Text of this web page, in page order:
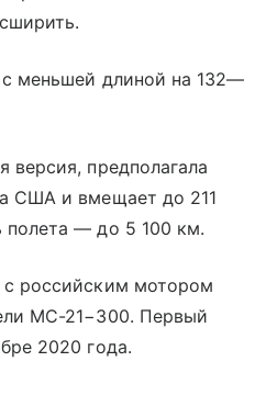
меньшей длиной на 132—
предполагала
США и вмещает до 211
полета — до 5 100 км.
российским мотором
МС-21−300. Первый
2020 года.